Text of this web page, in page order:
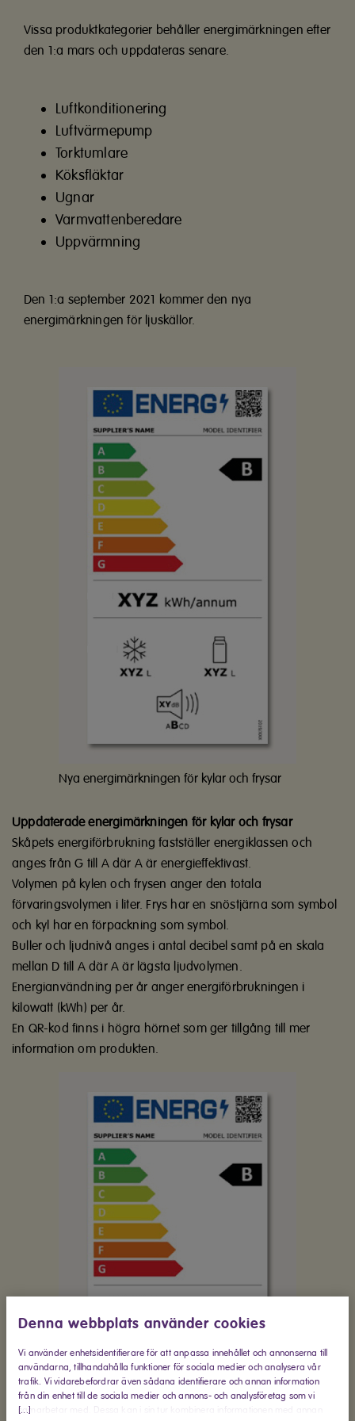
Denna webbplats använder cookies
[...]
Vi använder enhetsidentifierare för att anpassa innehållet och annonserna till
användarna, tillhandahålla funktioner för sociala medier och analysera vår
trafik. Vi vidarebefordrar även sådana identifierare och annan information
från din enhet till de sociala medier och annons- och analysföretag som vi
samarbetar med. Dessa kan i sin tur kombinera informationen med annan
Vissa produktkategorier behåller energimärkningen efter
den 1:a mars och uppdateras senare.
Luftkonditionering
Luftvärmepump
Torktumlare
Köksfläktar
Ugnar
Varmvattenberedare
Uppvärmning
Den 1:a september 2021 kommer den nya
energimärkningen för ljuskällor.
Nya energimärkningen för kylar och frysar
Uppdaterade energimärkningen för kylar och frysar
Skåpets energiförbrukning fastställer energiklassen och
anges från G till A där A är energieffektivast.
Volymen på kylen och frysen anger den totala
förvaringsvolymen i liter. Frys har en snöstjärna som symbol
och kyl har en förpackning som symbol.
Buller och ljudnivå anges i antal decibel samt på en skala
mellan D till A där A är lägsta ljudvolymen.
Energianvändning per år anger energiförbrukningen i
kilowatt (kWh) per år.
En QR-kod finns i högra hörnet som ger tillgång till mer
information om produkten.